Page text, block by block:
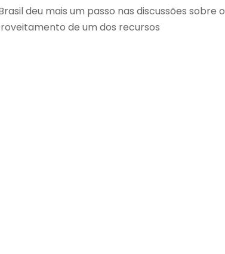
deu mais um passo nas discussões sobre o
de um dos recursos